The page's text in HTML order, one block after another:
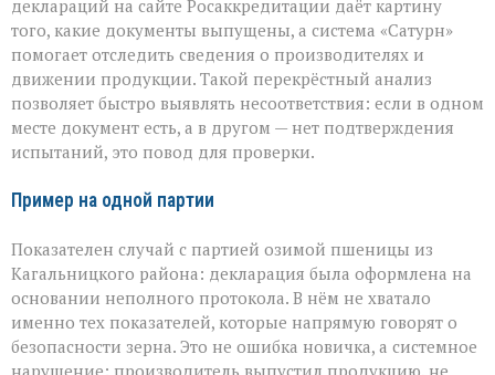
деклараций на сайте Росаккредитации даёт картину
того, какие документы выпущены, а система «Сатурн»
помогает отследить сведения о производителях и
движении продукции. Такой перекрёстный анализ
позволяет быстро выявлять несоответствия: если в одном
месте документ есть, а в другом — нет подтверждения
испытаний, это повод для проверки.
Пример на одной партии
Показателен случай с партией озимой пшеницы из
Кагальницкого района: декларация была оформлена на
основании неполного протокола. В нём не хватало
именно тех показателей, которые напрямую говорят о
безопасности зерна. Это не ошибка новичка, а системное
нарушение: производитель выпустил продукцию, не